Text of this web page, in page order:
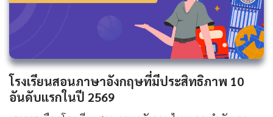
โรงเรียนสอนภาษาอังกฤษที่มีประสิทธิภาพ 10
อันดับแรกในปี 2569